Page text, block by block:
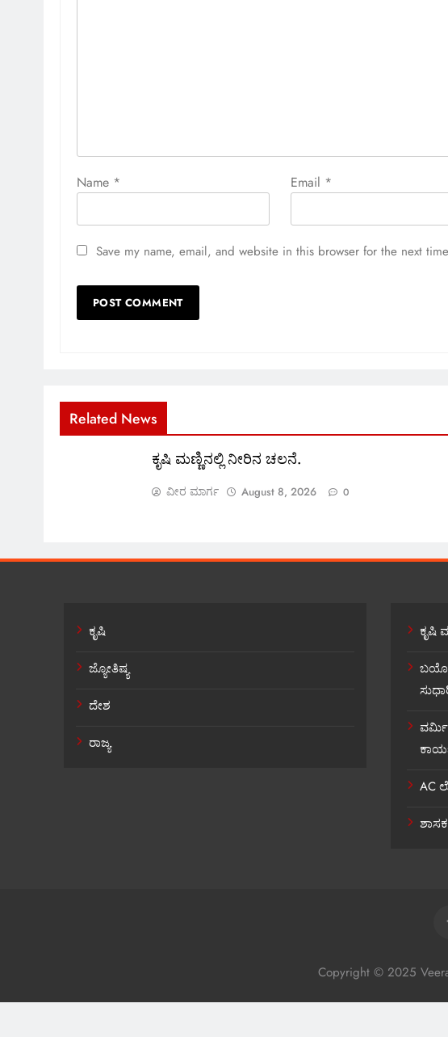
Name * Email *
Save my name, email, and website in this browser for the next
Related News
ಕೃಷಿ ಮಣ್ಣಿನಲ್ಲಿ ನೀರಿನ ಚಲನೆ.
ವೀರ ಮಾರ್ಗ August 8, 2026 0
ಕೃಷಿ
ಜ್ಯೋತಿಷ್ಯ
ದೇಶ
ರಾಜ್ಯ
ಕೃಷಿ
AC
Copyright © 2025